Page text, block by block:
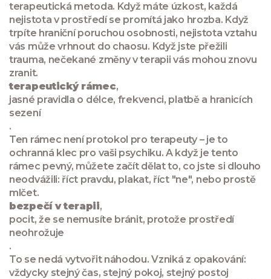
terapeutická metoda. Když máte úzkost, každá
nejistota v prostředí se promítá jako hrozba. Když
trpíte hraniční poruchou osobnosti, nejistota vztahu
vás může vrhnout do chaosu. Když jste přežili
trauma, nečekané změny v terapii vás mohou znovu
zranit.
terapeutický rámec,
jasné pravidla o délce, frekvenci, platbě a hranicích
sezení
.
Ten rámec není protokol pro terapeuty – je to
ochranná klec pro vaši psychiku. A když je tento
rámec pevný, můžete začít dělat to, co jste si dlouho
neodvážili: říct pravdu, plakat, říct "ne", nebo prostě
mlčet.
bezpečí v terapii,
pocit, že se nemusíte bránit, protože prostředí
neohrožuje
.
To se nedá vytvořit náhodou. Vzniká z opakování:
vždycky stejný čas, stejný pokoj, stejný postoj